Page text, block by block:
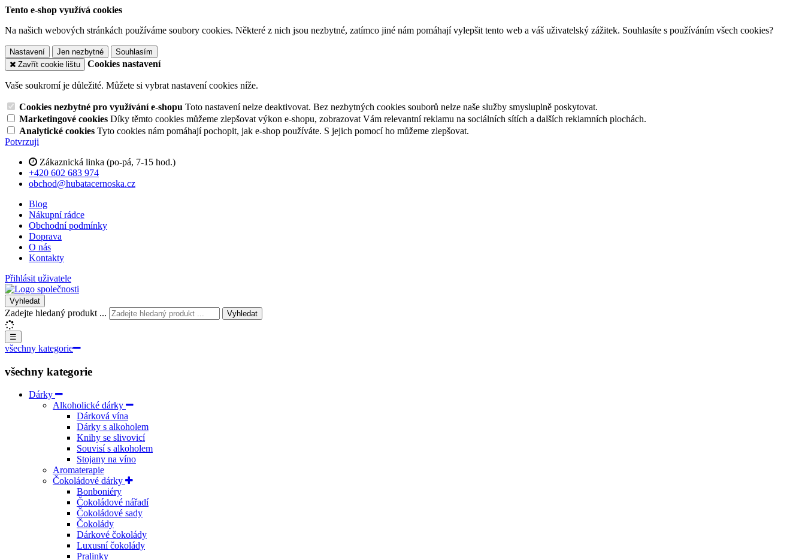
Tento e-shop využívá cookies
Na našich webových stránkách používáme soubory cookies. Některé z nich jsou nezbytné, zatímco jiné nám pomáhají vylepšit tento web a váš uživatelský zážitek. Souhlasíte s používáním všech cookies?
Nastavení Jen nezbytné
Souhlasím
Zavřít cookie lištu
Cookies nastavení
Vaše soukromí je důležité. Můžete si vybrat nastavení cookies níže.
Cookies nezbytné pro využívání e-shopu Toto nastavení nelze deaktivovat. Bez nezbytných cookies souborů nelze naše služby smysluplně poskytovat.
Marketingové cookies Díky těmto cookies můžeme zlepšovat výkon e-shopu, zobrazovat Vám relevantní reklamu na sociálních sítích a dalších reklamních plochách.
Analytické cookies Tyto cookies nám pomáhají pochopit, jak e-shop používáte. S jejich pomocí ho můžeme zlepšovat.
Potvrzuji
Zákaznická linka (po-pá, 7-15 hod.)
+420 602 683 974
obchod@hubatacernoska.cz
Blog
Nákupní rádce
Obchodní podmínky
Doprava
O nás
Kontakty
Přihlásit uživatele
Vyhledat
Zadejte hledaný produkt ... Vyhledat
☰
všechny kategorie
všechny kategorie
Dárky
Alkoholické dárky
Dárková vína
Dárky s alkoholem
Knihy se slivovicí
Souvisí s alkoholem
Stojany na víno
Aromaterapie
Čokoládové dárky
Bonboniéry
Čokoládové nářadí
Čokoládové sady
Čokolády
Dárkové čokolády
Luxusní čokolády
Pralinky